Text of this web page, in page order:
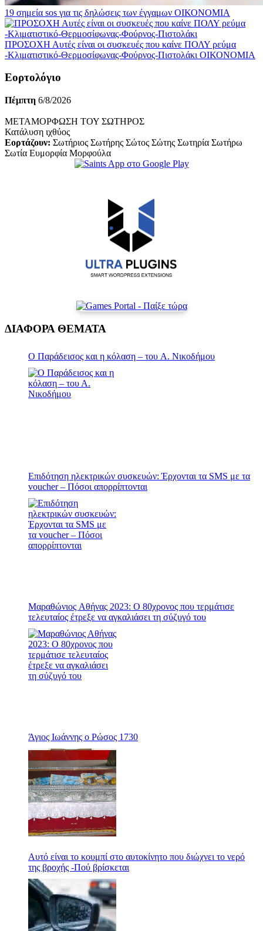
19 σημεία sos για τις δηλώσεις των έγγαμων ΟΙΚΟΝΟΜΙΑ
ΠΡΟΣΟΧΗ Αυτές είναι οι συσκευές που καίνε ΠΟΛΥ ρεύμα
-Κλιματιστικό-Θερμοσίφωνας-Φούρνος-Πιστολάκι ΟΙΚΟΝΟΜΙΑ
Εορτολόγιο
Πέμπτη 6/8/2026
ΜΕΤΑΜΟΡΦΩΣΗ ΤΟΥ ΣΩΤΗΡΟΣ
Κατάλυση ιχθύος
Εορτάζουν: Σωτήριος Σωτήρης Σώτος Σώτης Σωτηρία Σωτήρω
Σωτία Ευμορφία Μορφούλα
ΔΙΑΦΟΡΑ ΘΕΜΑΤΑ
Ο Παράδεισος και η κόλαση – του Α. Νικοδήμου
Επιδότηση ηλεκτρικών συσκευών: Έρχονται τα SMS με τα
voucher – Πόσοι απορρίπτονται
Μαραθώνιος Αθήνας 2023: Ο 80χρονος που τερμάτισε
τελευταίος έτρεξε να αγκαλιάσει τη σύζυγό του
Άγιος Ιωάννης ο Ρώσος 1730
Αυτό είναι το κουμπί στο αυτοκίνητο που διώχνει το νερό
της βροχής -Πού βρίσκεται